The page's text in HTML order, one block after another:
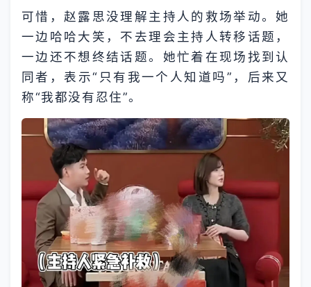
可惜，赵露思没理解主持人的救场举动。她
一边哈哈大笑，不去理会主持人转移话题，
一边还不想终结话题。她忙着在现场找到认
同者，表示“只有我一个人知道吗”，后来又
称“我都没有忍住”。